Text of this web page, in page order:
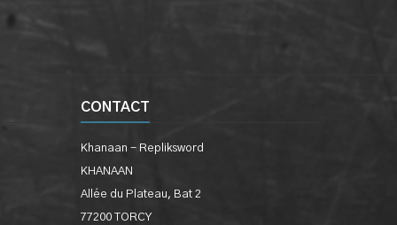
CONTACT
Khanaan - Repliksword
KHANAAN
Allée du Plateau, Bat 2
77200 TORCY